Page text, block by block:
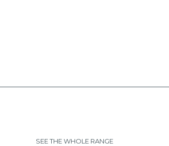
SEE THE WHOLE RANGE